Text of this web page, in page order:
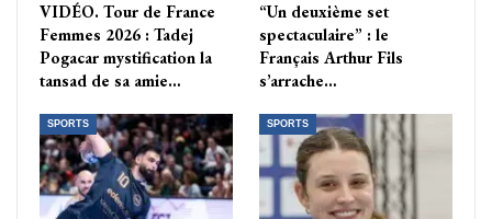
VIDÉO. Tour de France
Femmes 2026 : Tadej
Pogacar mystification la
tansad de sa amie…
“Un deuxième set
spectaculaire” : le
Français Arthur Fils
s’arrache…
SPORTS SPORTS